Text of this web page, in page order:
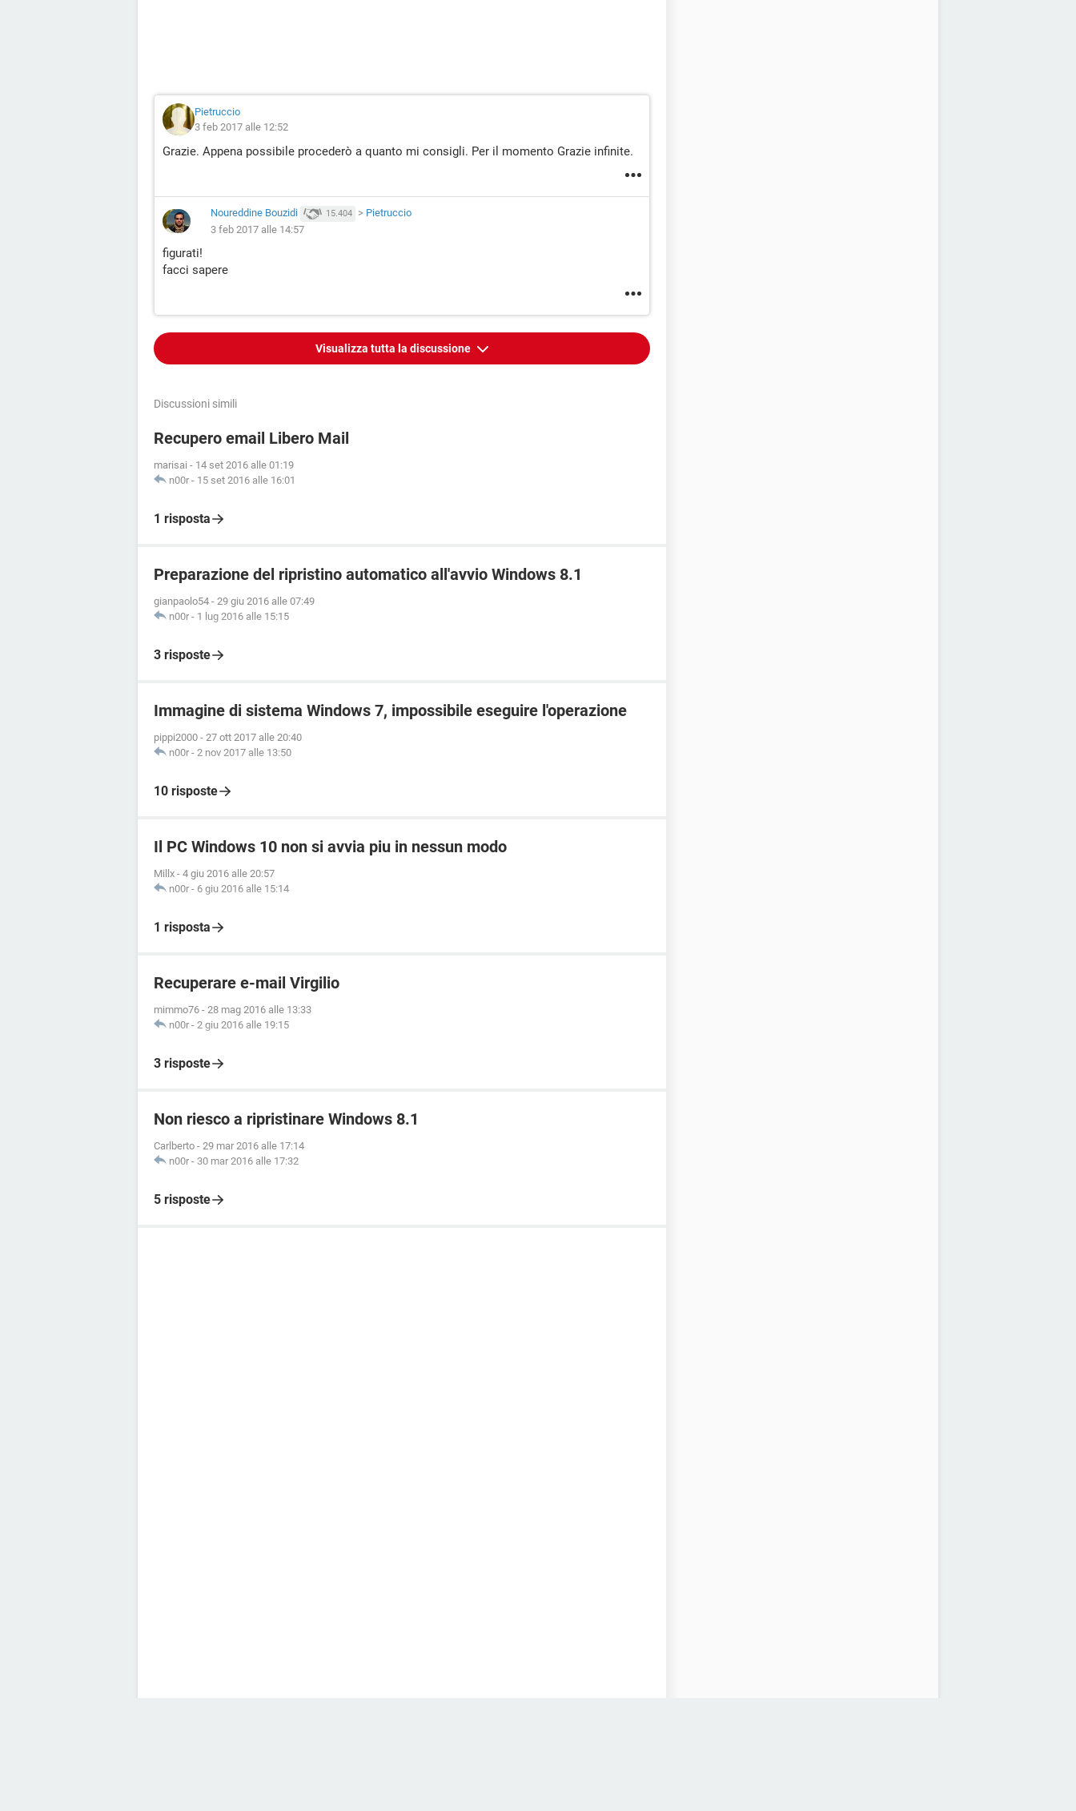
Pietruccio
3 feb 2017 alle 12:52
Grazie. Appena possibile procederò a quanto mi consigli. Per il momento Grazie infinite.
Noureddine Bouzidi 15.404 > Pietruccio
3 feb 2017 alle 14:57
figurati!
facci sapere
Visualizza tutta la discussione
Discussioni simili
Recupero email Libero Mail
marisai - 14 set 2016 alle 01:19
n00r - 15 set 2016 alle 16:01
1 risposta
Preparazione del ripristino automatico all'avvio Windows 8.1
gianpaolo54 - 29 giu 2016 alle 07:49
n00r - 1 lug 2016 alle 15:15
3 risposte
Immagine di sistema Windows 7, impossibile eseguire l'operazione
pippi2000 - 27 ott 2017 alle 20:40
n00r - 2 nov 2017 alle 13:50
10 risposte
Il PC Windows 10 non si avvia piu in nessun modo
Millx - 4 giu 2016 alle 20:57
n00r - 6 giu 2016 alle 15:14
1 risposta
Recuperare e-mail Virgilio
mimmo76 - 28 mag 2016 alle 13:33
n00r - 2 giu 2016 alle 19:15
3 risposte
Non riesco a ripristinare Windows 8.1
Carlberto - 29 mar 2016 alle 17:14
n00r - 30 mar 2016 alle 17:32
5 risposte